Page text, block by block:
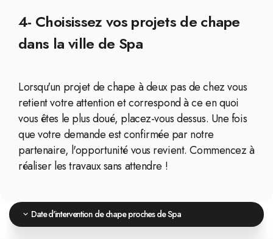
4- Choisissez vos projets de chape
dans la ville de Spa
Lorsqu'un projet de chape à deux pas de chez vous
retient votre attention et correspond à ce en quoi
vous êtes le plus doué, placez-vous dessus. Une fois
que votre demande est confirmée par notre
partenaire, l'opportunité vous revient. Commencez à
réaliser les travaux sans attendre !
Date d'intervention de chape proches de Spa